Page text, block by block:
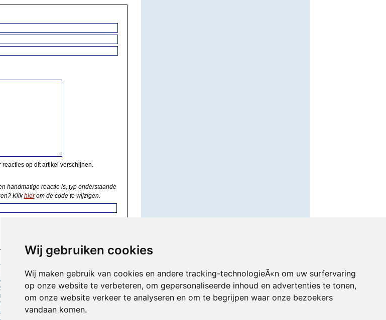
Wij gebruiken cookies
Wij maken gebruik van cookies en andere tracking-technologieÃ«n om uw surfervaring
op onze website te verbeteren, om gepersonaliseerde inhoud en advertenties te tonen,
om onze website verkeer te analyseren en om te begrijpen waar onze bezoekers
vandaan komen.
reacties op dit artikel verschijnen.
handmatige reactie is, typ onderstaande
Klikhierom de code te wijzigen.
Mijn Account
Inloggen